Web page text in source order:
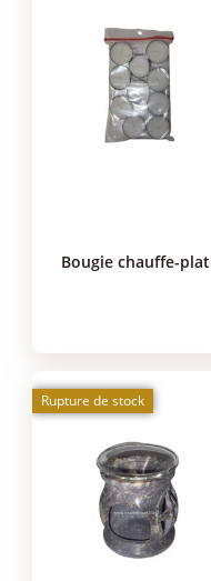
bougie chauffe-plat
Rupture de stock